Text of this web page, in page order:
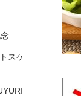
スケ